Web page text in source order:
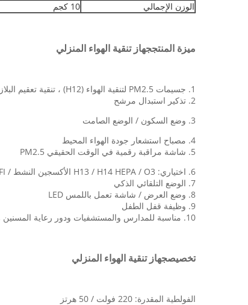
الوزن الإجمالي
10 كجم
ميزة المنتججهاز تنقية الهواء المنزلي
1. جسيمات PM2.5 لتنقية الهواء (H12) ، تنقية تعقيم البلازما ، تعقيم UVC ، أنبوب مصباح UVC قطعة واحدة
2. تذكير استبدال مرشح
3. وضع السكون / الوضع الصامت
4. مصباح استشعار جودة الهواء المحيط
5. شاشة مراقبة رقمية في الوقت الحقيقي PM2.5
6. اختياري: H13 / H14 HEPA / O3 الأكسجين النشط / WIFI إلخ
7. الوضع التلقائي الذكي
8. وضع العرض / شاشة تعمل باللمس LED
9. وظيفة قفل الطفل
10. مناسبة للمدارس والمستشفيات ودور رعاية المسنين والبنوك والمكاتب والأماكن المزدحمة للتعقيم والتطهير
تخصيصجهاز تنقية الهواء المنزلي
الفولطية المقدرة: 220 فولت / 50 هرتز